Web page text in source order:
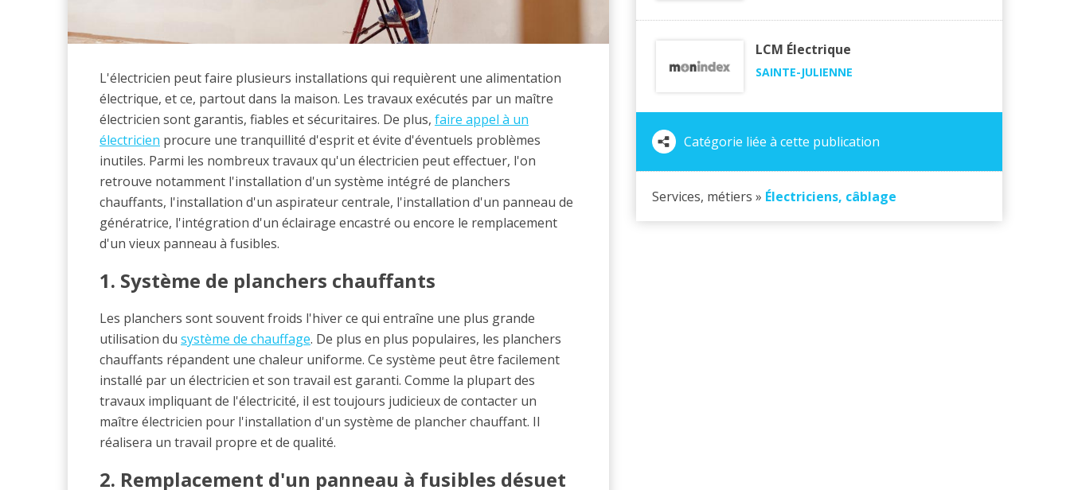
L'électricien peut faire plusieurs installations qui requièrent une alimentation
électrique, et ce, partout dans la maison. Les travaux exécutés par un maître
électricien sont garantis, fiables et sécuritaires. De plus, faire appel à un
électricien procure une tranquillité d'esprit et évite d'éventuels problèmes
inutiles. Parmi les nombreux travaux qu'un électricien peut effectuer, l'on
retrouve notamment l'installation d'un système intégré de planchers
chauffants, l'installation d'un aspirateur centrale, l'installation d'un panneau de
génératrice, l'intégration d'un éclairage encastré ou encore le remplacement
d'un vieux panneau à fusibles.
1. Système de planchers chauffants
Les planchers sont souvent froids l'hiver ce qui entraîne une plus grande
utilisation du système de chauffage. De plus en plus populaires, les planchers
chauffants répandent une chaleur uniforme. Ce système peut être facilement
installé par un électricien et son travail est garanti. Comme la plupart des
travaux impliquant de l'électricité, il est toujours judicieux de contacter un
maître électricien pour l'installation d'un système de plancher chauffant. Il
réalisera un travail propre et de qualité.
2. Remplacement d'un panneau à fusibles désuet
LCM Électrique
SAINTE-JULIENNE
Catégorie liée à cette publication
Services, métiers » Électriciens, câblage